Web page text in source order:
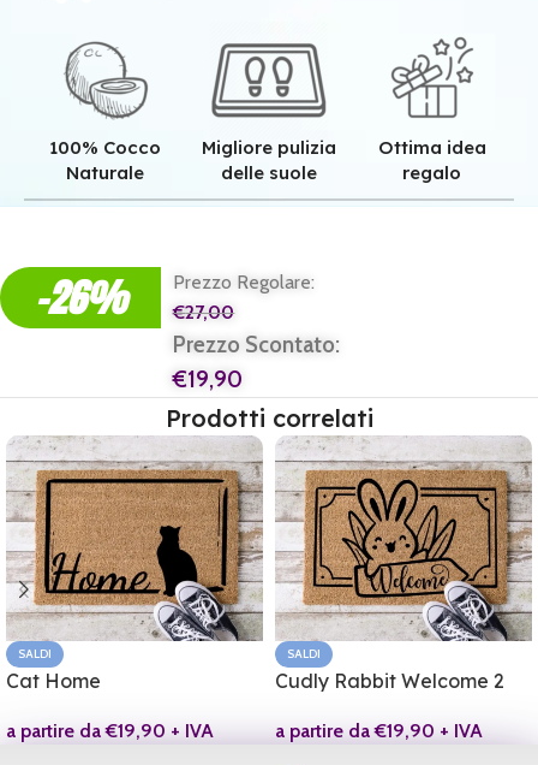
100% Cocco
Naturale
Migliore pulizia
delle suole
Ottima idea
regalo
-26%
Prezzo Regolare:
€27,00
Prezzo Scontato:
€19,90
Prodotti correlati
SALDI
Cat Home
a partire da€19,90 + IVA
SALDI
Cudly Rabbit Welcome 2
a partire da€19,90 + IVA